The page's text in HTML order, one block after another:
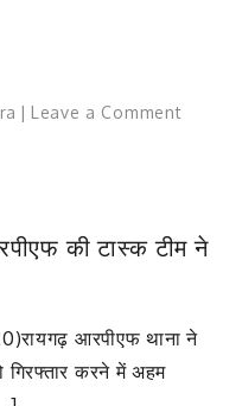
Leave a Commenton
नाराज
और
की टास्क टीम ने
आरपीएफ थाना ने
करने में अहम